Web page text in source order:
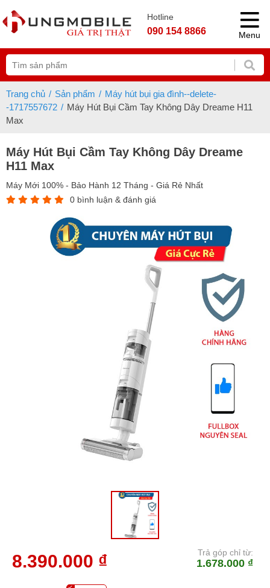
Hotline
090 154 8866 Menu
Trang chủ Sản phẩm
Máy hút bụi gia đình--delete-
-1717557672
Máy Hút Bụi Cầm Tay Không Dây Dreame H11
Max
Máy Hút Bụi Cầm Tay Không Dây Dreame
H11 Max
Máy Mới 100% - Bảo Hành 12 Tháng - Giá Rẻ Nhất
0 bình luận & đánh giá
8.390.000 ₫ Trả góp chỉ từ:
1.678.000 ₫